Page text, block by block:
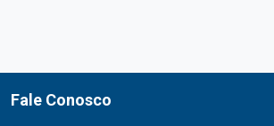
Fale Conosco